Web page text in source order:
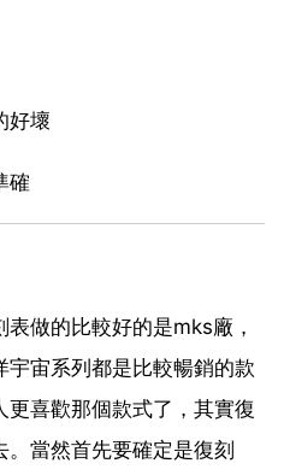
好壞
確
做的比較好的是mks廠，
宙系列都是比較暢銷的款
喜歡那個款式了，其實復
當然首先要確定是復刻